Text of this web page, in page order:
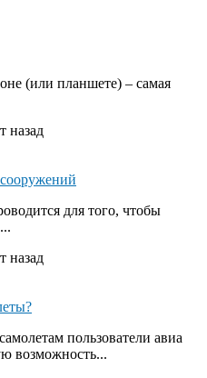
(или планшете) – самая
назад
для того, чтобы
назад
пользователи авиа
возможность...